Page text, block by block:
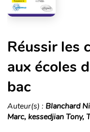
Réussir les
aux écoles
bac
Auteur(s) : Blanchard
Marc, kessedjian Tony,